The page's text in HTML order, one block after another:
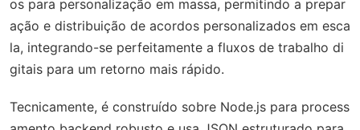
os para personalização em massa, permitindo a prepar
ação e distribuição de acordos personalizados em esca
la, integrando-se perfeitamente a fluxos de trabalho di
gitais para um retorno mais rápido.
Tecnicamente, é construído sobre Node.js para process